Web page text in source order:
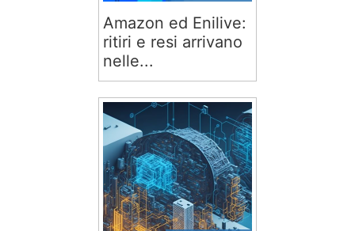
Amazon ed Enilive:
ritiri e resi arrivano
nelle...